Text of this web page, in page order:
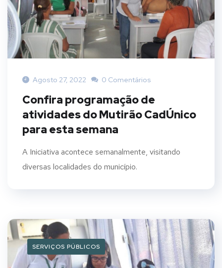
Agosto 27, 2022 0 Comentários
Confira programação de
atividades do Mutirão CadÚnico
para esta semana
A Iniciativa acontece semanalmente, visitando
diversas localidades do município.
SERVIÇOS PÚBLICOS